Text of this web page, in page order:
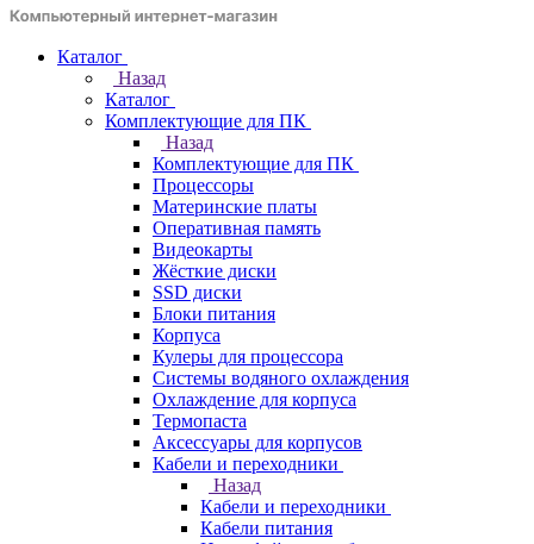
Каталог
Назад
Каталог
Комплектующие для ПК
Назад
Комплектующие для ПК
Процессоры
Материнские платы
Оперативная память
Видеокарты
Жёсткие диски
SSD диски
Блоки питания
Корпуса
Кулеры для процессора
Системы водяного охлаждения
Охлаждение для корпуса
Термопаста
Аксессуары для корпусов
Кабели и переходники
Назад
Кабели и переходники
Кабели питания